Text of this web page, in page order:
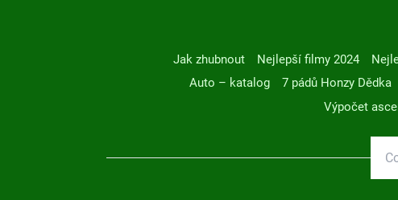
Jak zhubnout Nejlepší filmy 2024
Auto – katalog
7 pádů Honzy Dědka
Výpočet